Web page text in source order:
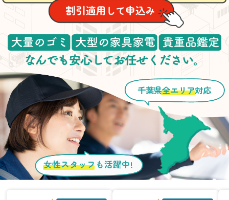
女性スタッフ も活躍中!
千葉県全エリア対応